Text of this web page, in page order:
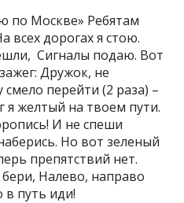
по Москве» Ребятам
всех дорогах я стою.
Сигналы подаю. Вот
Дружок, не
перейти (2 раза) –
я желтый на твоем пути.
И не спеши
Но вот зеленый
препятствий нет.
Налево, направо
в путь иди!